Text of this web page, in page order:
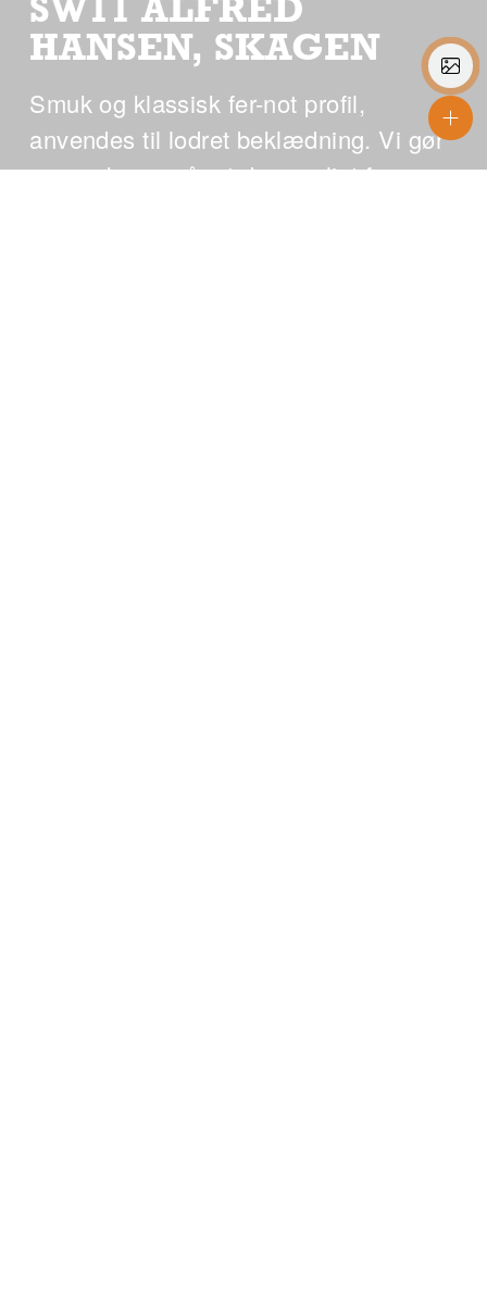
SW11 ALFRED
HANSEN, SKAGEN
Smuk og klassisk fer-not profil,
anvendes til lodret beklædning. Vi gør
opmærksom på, at der særligt for